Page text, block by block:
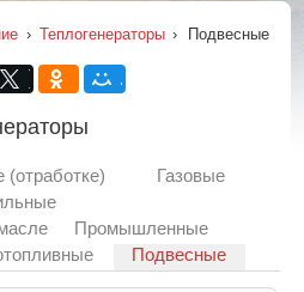
› Теплогенераторы › Подвесные
Газовые
Промышленные
Подвесные